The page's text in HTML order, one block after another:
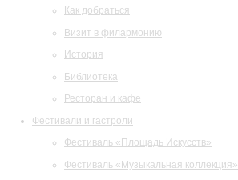
Как добраться
Визит в филармонию
История
Библиотека
Ресторан и кафе
Фестивали и гастроли
Фестиваль «Площадь Искусств»
Фестиваль «Музыкальная коллекция»